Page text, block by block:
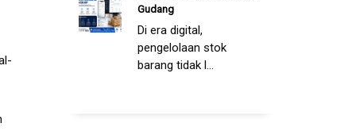
Gudang
Di era digital,
pengelolaan stok
barang tidak l...